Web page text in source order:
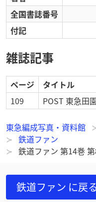
全国書誌番号
付記
雑誌記事
ページ タイトル
109
POST 東急田
東急編成写真・資料館
鉄道ファン
鉄道ファン 第14巻
鉄道ファン に戻る